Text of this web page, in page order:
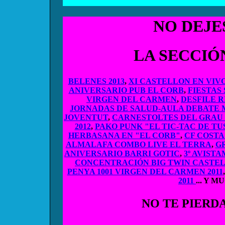
NO
LA
BELENES 2013, XI CASTELLON EN
ANIVERSARIO PUB EL CORB, FIESTAS
VIRGEN DEL CARMEN, DESFILE
JORNADAS DE SALUD-AULA DEBATE
JOVENTUT, CARNESTOLTES DEL GRAU
2012, PAKO PUNK "EL TIC-TAC DE
HERBASANA EN "EL CORB", CF
ALMALAFA COMBO LIVE EL TERRA,
ANIVERSARIO BARRI GOTIC, 3º
CONCENTRACIÓN BIG TWIN
PENYA 1001 VIRGEN DEL CARMEN 2011
2011 ... Y
NO TE